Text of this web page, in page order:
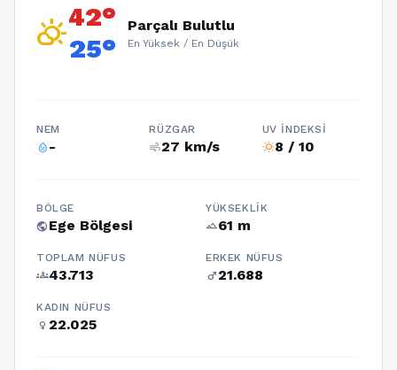
partly_cloudy_day42°
25°
Parçalı Bulutlu
En Yüksek / En Düşük
NEM
humidity_percentage-
RÜZGAR
air27 km/s
UV İNDEKSI
wb_sunny8 / 10
BÖLGE
publicEge Bölgesi
YÜKSEKLIK
terrain61 m
TOPLAM NÜFUS
groups43.713
ERKEK NÜFUS
male21.688
KADIN NÜFUS
female 22.025